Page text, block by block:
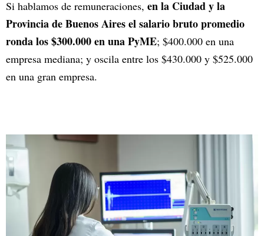
Si hablamos de remuneraciones, en la Ciudad y la
Provincia de Buenos Aires el salario bruto promedio
ronda los $300.000 en una PyME; $400.000 en una
empresa mediana; y oscila entre los $430.000 y $525.000
en una gran empresa.